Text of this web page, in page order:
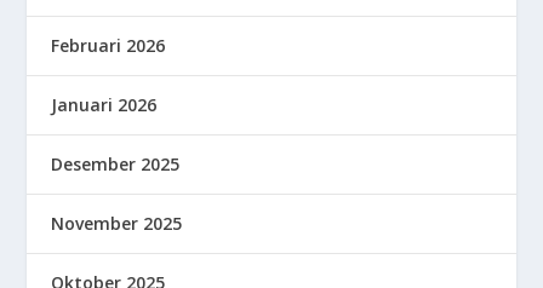
Februari 2026
Januari 2026
Desember 2025
November 2025
Oktober 2025